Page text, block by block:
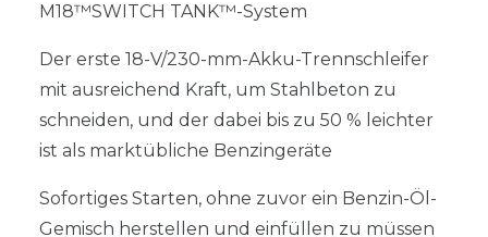
M18™SWITCH TANK™-System
Der erste 18-V/230-mm-Akku-Trennschleifer
mit ausreichend Kraft, um Stahlbeton zu
schneiden, und der dabei bis zu 50 % leichter
ist als marktübliche Benzingeräte
Sofortiges Starten, ohne zuvor ein Benzin-Öl-
Gemisch herstellen und einfüllen zu müssen